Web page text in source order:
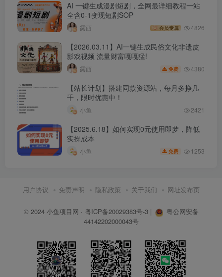
AI 一键生成漫剧短剧，全网最详细教程一站
全含0-1变现短剧SOP
露西 会员专属 4826
【2026.03.11】AI一键生成民俗文化非遗皮
影戏视频 流量财富嘎嘎猛!
露西 免费 4380
【站长计划】搭建同款资源站，每月多挣几
千，限时优惠中！
小鱼 2421
【2025.6.18】如何实现0元使用即梦，降低
实操成本
小鱼 免费 1253
用户协议 免责声明 隐私政策 关于我们 网址发布页
© 2024 小鱼项目网 · 粤ICP备20029383号-3|
粤公网安备
44142202000043号